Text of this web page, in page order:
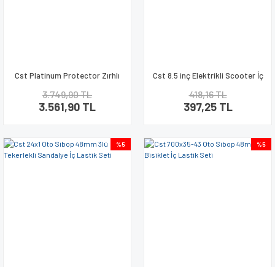
Cst Platinum Protector Zırhlı
3.749,90 TL
3.561,90 TL
Cst 8.5 inç Elektrikli Scooter İç
418,16 TL
397,25 TL
%5 %5